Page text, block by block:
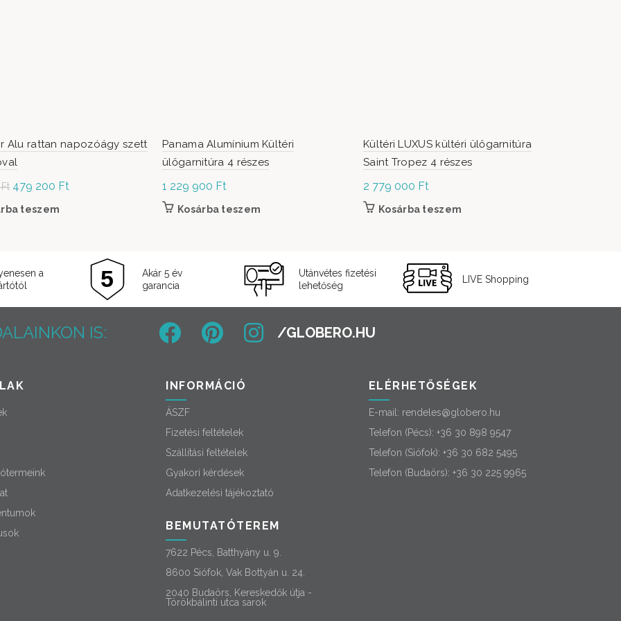
Alu rattan napozóágy szett
Ft Original
price was:
479 200 Ft
teszem
Panama Alumínium Kültéri
ülőgarnitúra 4 részes
1 229 900 Ft
Kosárba teszem
Kültéri LUXUS kültéri ülőgarnitúra
Saint Tropez 4 részes
2 779 000 Ft
Kosárba teszem
a
Akár 5 év
garancia
Utánvétes fizetési
lehetőség
LIVE Shopping
IS:
INFORMÁCIÓ
ÁSZF
Fizetési feltételek
Szállítási feltételek
Gyakori kérdések
Adatkezelési tájékoztató
BEMUTATÓTEREM
7622 Pécs, Batthyány u. 9.
8600 Siófok, Vak Bottyán u. 24.
2040 Budaörs, Kereskedők útja -
Törökbálinti utca sarok
ELÉRHETŐSÉGEK
E-mail: rendeles@globero.hu
Telefon (Pécs): +36 30 898 9547
Telefon (Siófok): +36 30 682 5495
Telefon (Budaörs): +36 30 225 9965